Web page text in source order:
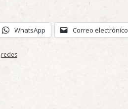
WhatsApp Correo electrónico
redes